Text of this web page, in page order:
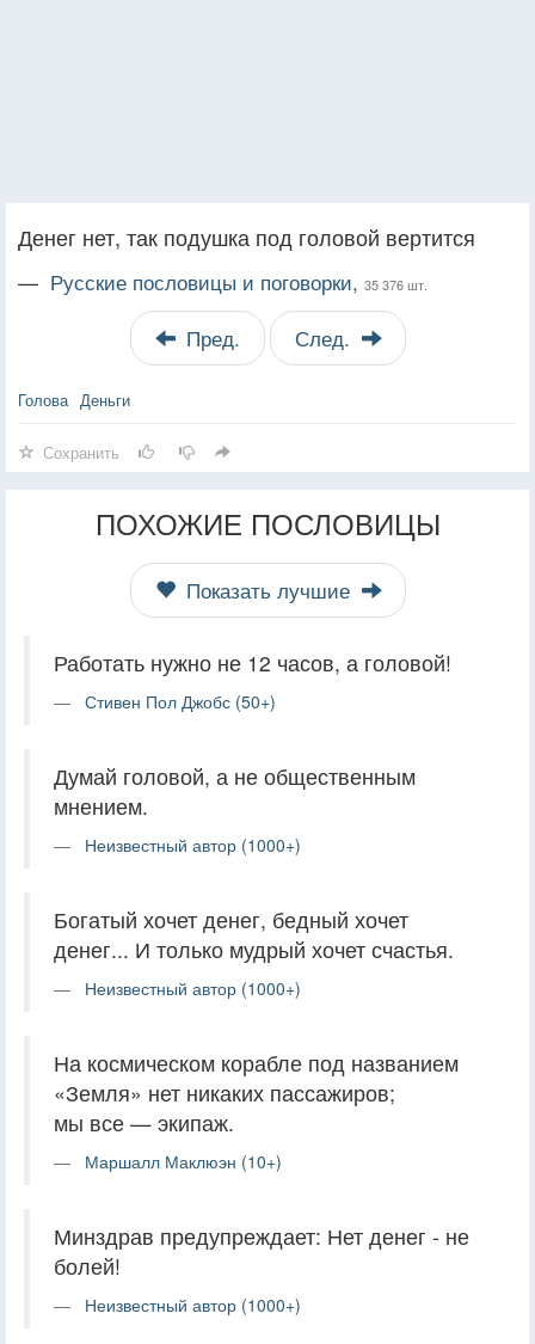
Денег нет, так подушка под головой вертится
— Русские пословицы и поговорки, 35 376 шт.
Пред. След.
Голова Деньги
Сохранить
ПОХОЖИЕ ПОСЛОВИЦЫ
Показать лучшие
Работать нужно не 12 часов, а головой!
Стивен Пол Джобс (50+)
Думай головой, а не общественным
мнением.
Неизвестный автор (1000+)
Богатый хочет денег, бедный хочет
денег... И только мудрый хочет счастья.
Неизвестный автор (1000+)
На космическом корабле под названием
«Земля» нет никаких пассажиров;
мы все — экипаж.
Маршалл Маклюэн (10+)
Минздрав предупреждает: Нет денег - не
болей!
Неизвестный автор (1000+)